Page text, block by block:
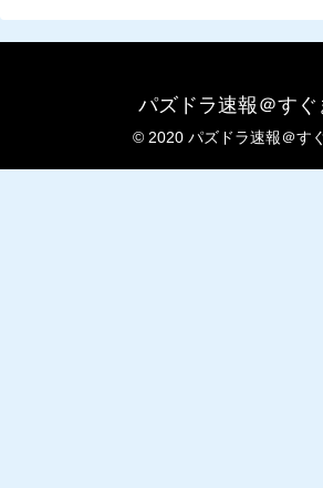
パズドラ速報＠すぐ
© 2020 パズドラ速報＠す